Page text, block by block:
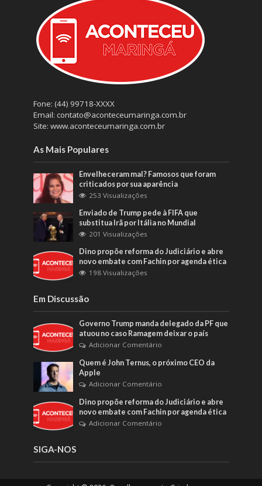
Fone: (44) 99718-XXXX
Email: contato@aconteceumaringa.com.br
Site: www.aconteceumaringa.com.br
As Mais Populares
Envelheceram mal? Famosos que foram
criticados por sua aparência
253 Visualizações
Enviado de Trump pede à FIFA que
substitua Irã por Itália no Mundial
201 Visualizações
Dino propõe reforma do Judiciário e abre
novo embate com Fachin por agenda ética
198 Visualizações
Em Discussão
Governo Trump manda delegado da PF que
atuou no caso Ramagem deixar o país
Adicionar Comentário
Quem é John Ternus, o próximo CEO da
Apple
Adicionar Comentário
Dino propõe reforma do Judiciário e abre
novo embate com Fachin por agenda ética
Adicionar Comentário
SIGA-NOS